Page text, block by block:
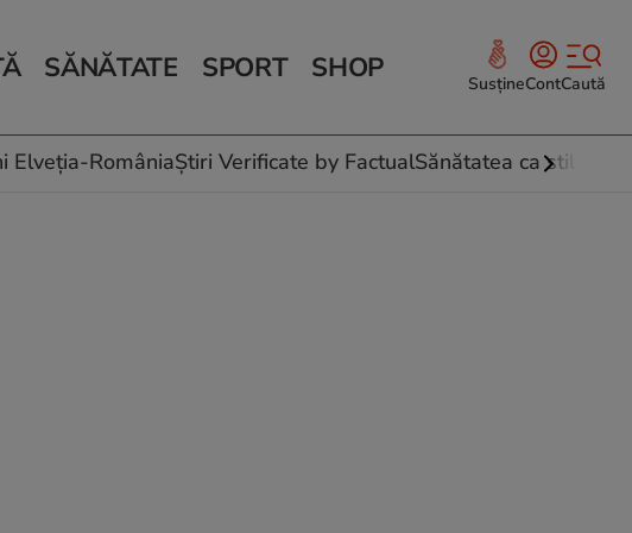
climatice
SĂNĂTATE
Relații
Rețete culinare
SPORT SHOP SusțineContCaută
Elveția-RomâniaȘtiri Verificate by FactualSănătatea ca stil de